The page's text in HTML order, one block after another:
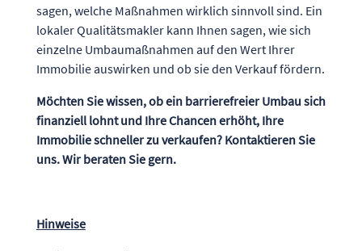
sagen, welche Maßnahmen wirklich sinnvoll sind. Ein
lokaler Qualitätsmakler kann Ihnen sagen, wie sich
einzelne Umbaumaßnahmen auf den Wert Ihrer
Immobilie auswirken und ob sie den Verkauf fördern.
Möchten Sie wissen, ob ein barrierefreier Umbau sich
finanziell lohnt und Ihre Chancen erhöht, Ihre
Immobilie schneller zu verkaufen? Kontaktieren Sie
uns. Wir beraten Sie gern.
Hinweise